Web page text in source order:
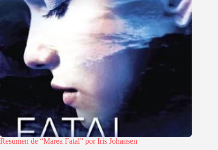
Resumen de “Marea Fatal” por Iris Johansen